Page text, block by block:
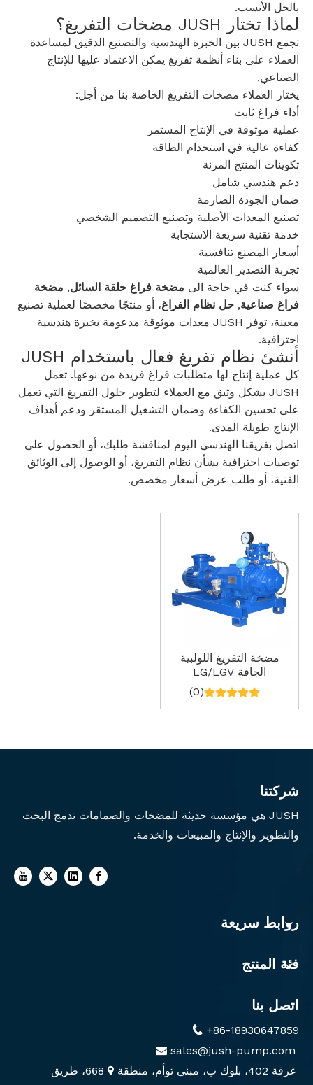
بالحل الأنسب.
لماذا تختار JUSH مضخات التفريغ؟
تجمع JUSH بين الخبرة الهندسية والتصنيع الدقيق لمساعدة
العملاء على بناء أنظمة تفريغ يمكن الاعتماد عليها للإنتاج
الصناعي.
يختار العملاء مضخات التفريغ الخاصة بنا من أجل:
أداء فراغ ثابت
عملية موثوقة في الإنتاج المستمر
كفاءة عالية في استخدام الطاقة
تكوينات المنتج المرنة
دعم هندسي شامل
ضمان الجودة الصارمة
تصنيع المعدات الأصلية وتصنيع التصميم الشخصي
خدمة تقنية سريعة الاستجابة
أسعار المصنع تنافسية
تجربة التصدير العالمية
سواء كنت في حاجة الى مضخة فراغ حلقة السائل, مضخة
فراغ صناعية, حل نظام الفراغ، أو منتجًا مخصصًا لعملية تصنيع
معينة، توفر JUSH معدات موثوقة مدعومة بخبرة هندسية
احترافية.
أنشئ نظام تفريغ فعال باستخدام JUSH
كل عملية إنتاج لها متطلبات فراغ فريدة من نوعها. تعمل
JUSH بشكل وثيق مع العملاء لتطوير حلول التفريغ التي تعمل
على تحسين الكفاءة وضمان التشغيل المستقر ودعم أهداف
الإنتاج طويلة المدى.
اتصل بفريقنا الهندسي اليوم لمناقشة طلبك، أو الحصول على
توصيات احترافية بشأن نظام التفريغ، أو الوصول إلى الوثائق
الفنية، أو طلب عرض أسعار مخصص.
مضخة التفريغ اللولبية
الجافة LG/LGV
(0)
شركتنا
JUSH هي مؤسسة حديثة للمضخات والصمامات تدمج البحث
والتطوير والإنتاج والمبيعات والخدمة.
روابط سريعة
فئة المنتج
اتصل بنا
 +86-18930647859
sales@jush-pump.com

غرفة 402، بلوك ب، مبنى توأم، منطقة 
668، طريق